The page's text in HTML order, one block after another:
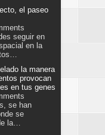
el paseo
seguir en
en la
la manera
provocan
en tus genes
se han
se
la…